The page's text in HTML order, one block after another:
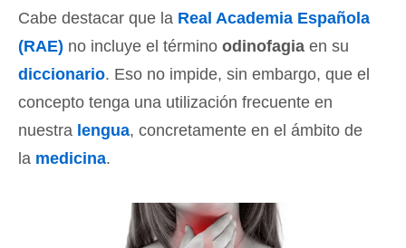
Cabe destacar que la Real Academia Española
(RAE) no incluye el término odinofagia en su
diccionario. Eso no impide, sin embargo, que el
concepto tenga una utilización frecuente en
nuestra lengua, concretamente en el ámbito de
la medicina.